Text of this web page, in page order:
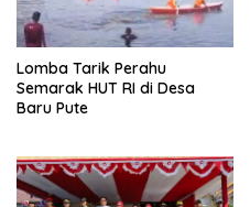
Lomba Tarik Perahu
Semarak HUT RI di Desa
Baru Pute